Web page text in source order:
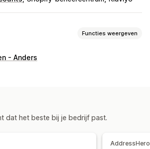
Functies weergeven
Updates van bestellingen
- Anders
dat het beste bij je bedrijf past.